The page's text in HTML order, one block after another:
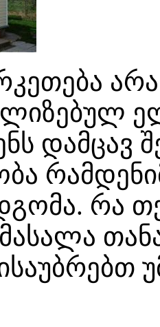
დამცავ
რა